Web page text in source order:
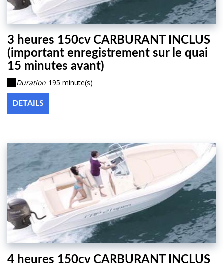
3 heures 150cv CARBURANT INCLUS
(important enregistrement sur le quai
15 minutes avant)
Duration 195 minute(s)
DETAILS
4 heures 150cv CARBURANT INCLUS